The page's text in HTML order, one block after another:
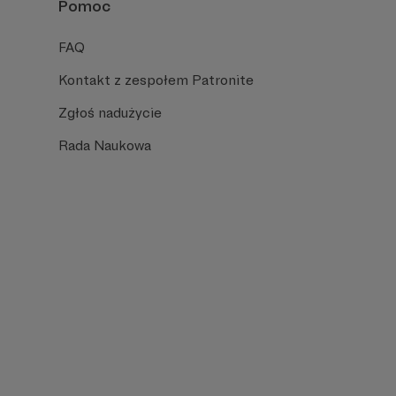
Pomoc
FAQ
Kontakt z zespołem Patronite
Zgłoś nadużycie
Rada Naukowa